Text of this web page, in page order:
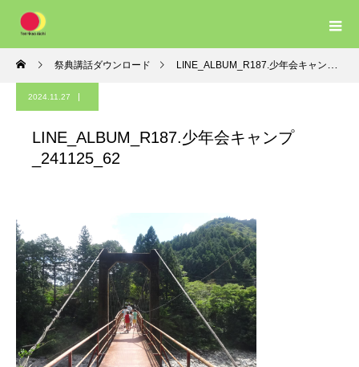
祭典講話ダウンロード LINE_ALBUM_R187.少年会キャンプ_241125_62
2024.11.27
LINE_ALBUM_R187.少年会キャンプ
_241125_62